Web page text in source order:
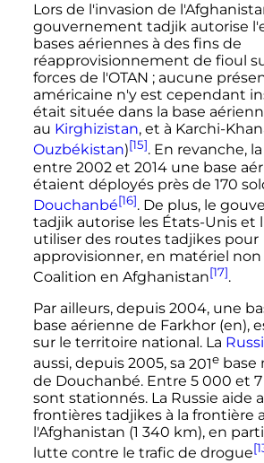
Lors de l'invasion de
gouvernement tadjik autorise
bases aériennes à des fins de
réapprovisionnement de fioul
forces de l'OTAN ; aucune
américaine n'y est cependant
était située dans la base
au Kirghizistan, et à Karchi-
Ouzbékistan)[15]. En revanche, la
entre 2002 et 2014 une base
étaient déployés près de 170
Douchanbé[16]. De plus, le
tadjik autorise les États-Unis et
utiliser des routes tadjikes pour
approvisionner, en matériel non
Coalition en Afghanistan[17].
Par ailleurs, depuis 2004, une
base aérienne de Farkhor (en),
sur le territoire national. La
aussi, depuis 2005, sa 201e base
de Douchanbé. Entre 5 000 et
sont stationnés. La Russie aide
frontières tadjikes à la frontière
l'Afghanistan (1 340 km), en
lutte contre le trafic de drogue